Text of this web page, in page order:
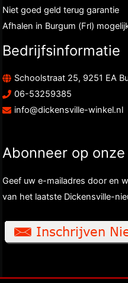
Niet goed geld terug garantie
Afhalen in Burgum (Frl)
Bedrijfsinformatie
Schoolstraat 25, 9251 EA
06-53259385
info@dickensville-winkel.nl
Abonneer op
Geef uw e-mailadres door en
van het laatste Dickensville-